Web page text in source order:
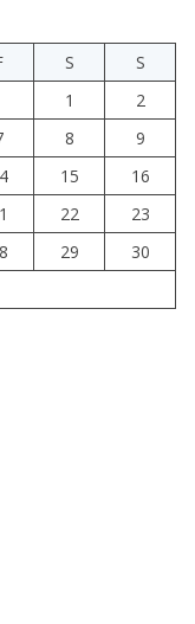
S
S
1
2
8
9
15
16
22
23
29
30